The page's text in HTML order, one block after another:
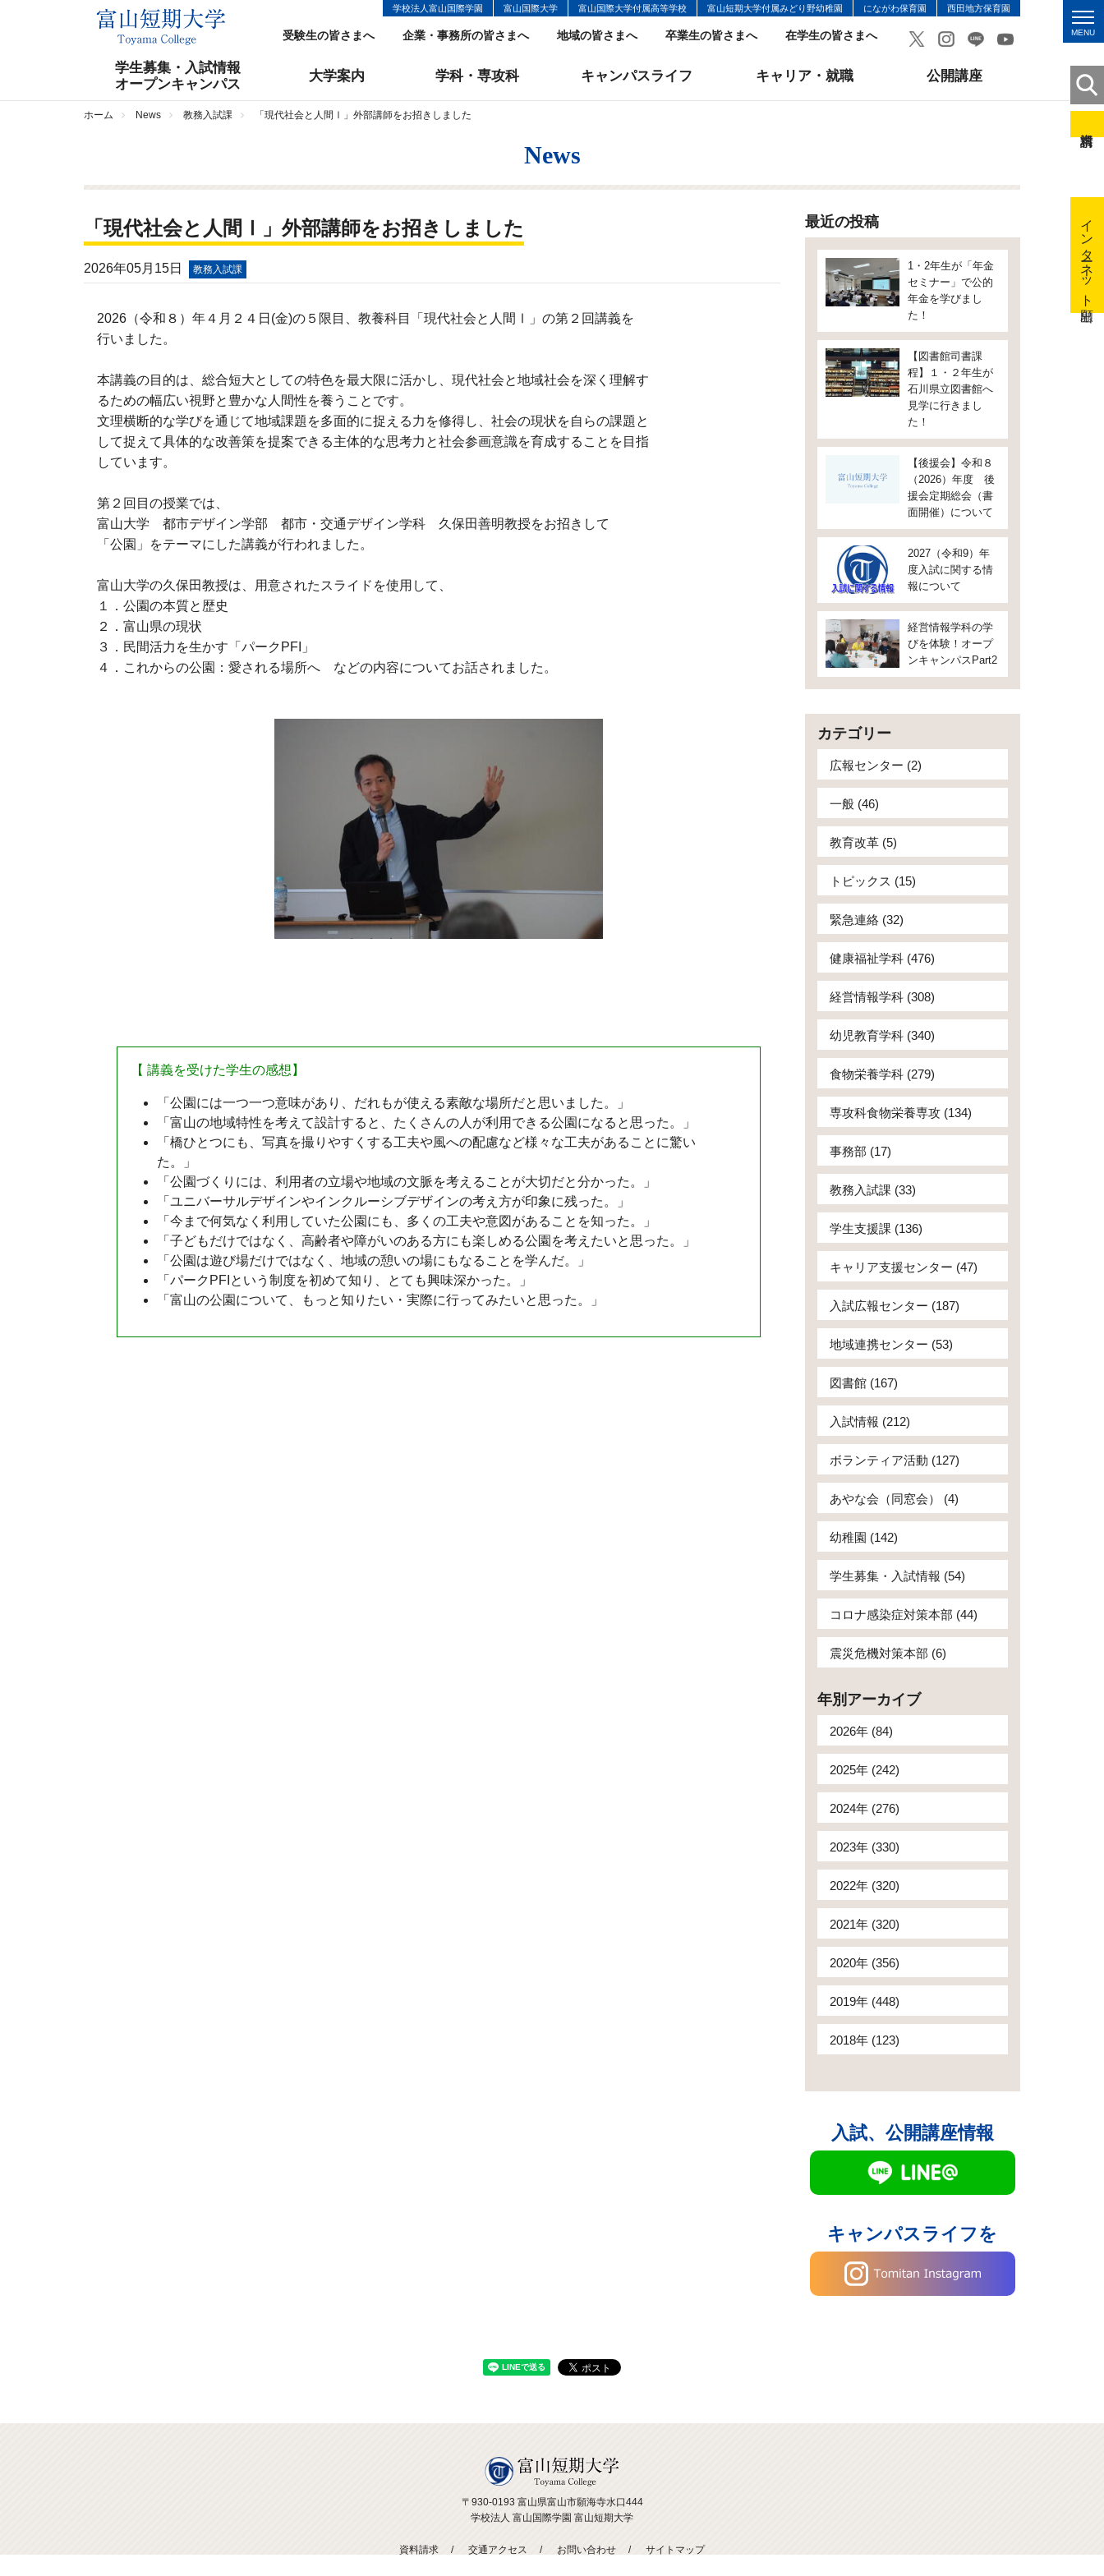
学校法人富山国際学園 富山国際大学 富山国際大学付属高等学校 富山短期大学付属みどり野幼稚園 にながわ保育園 西田地方保育園
受験生の皆さまへ 企業・事務所の皆さまへ 地域の皆さまへ 卒業生の皆さまへ 在学生の皆さまへ MENU
学生募集・入試情報
オープンキャンパス
大学案内 学科・専攻科 キャンパスライフ キャリア・就職 公開講座
インターネット出願
ホーム News 教務入試課 「現代社会と人間Ⅰ」外部講師をお招きしました
News
「現代社会と人間Ⅰ」外部講師をお招きしました
2026年05月15日 教務入試課
2026（令和８）年４月２４日(金)の５限目、教養科目「現代社会と人間Ⅰ」の第２回講義を
行いました。
本講義の目的は、総合短大としての特色を最大限に活かし、現代社会と地域社会を深く理解す
るための幅広い視野と豊かな人間性を養うことです。
文理横断的な学びを通じて地域課題を多面的に捉える力を修得し、社会の現状を自らの課題と
して捉えて具体的な改善策を提案できる主体的な思考力と社会参画意識を育成することを目指
しています。
第２回目の授業では、
富山大学 都市デザイン学部 都市・交通デザイン学科 久保田善明教授をお招きして
「公園」をテーマにした講義が行われました。
富山大学の久保田教授は、用意されたスライドを使用して、
１．公園の本質と歴史
２．富山県の現状
３．民間活力を生かす「パークPFI」
４．これからの公園：愛される場所へ などの内容についてお話されました。
【 講義を受けた学生の感想 】
「公園には一つ一つ意味があり、だれもが使える素敵な場所だと思いました。」
「富山の地域特性を考えて設計すると、たくさんの人が利用できる公園になると思った。」
「橋ひとつにも、写真を撮りやすくする工夫や風への配慮など様々な工夫があることに驚い
た。」
「公園づくりには、利用者の立場や地域の文脈を考えることが大切だと分かった。」
「ユニバーサルデザインやインクルーシブデザインの考え方が印象に残った。」
「今まで何気なく利用していた公園にも、多くの工夫や意図があることを知った。」
「子どもだけではなく、高齢者や障がいのある方にも楽しめる公園を考えたいと思った。」
「公園は遊び場だけではなく、地域の憩いの場にもなることを学んだ。」
「パークPFIという制度を初めて知り、とても興味深かった。」
「富山の公園について、もっと知りたい・実際に行ってみたいと思った。」
最近の投稿
1・2年生が「年金
セミナー」で公的
年金を学びまし
た！
【図書館司書課
程】１・２年生が
石川県立図書館へ
見学に行きまし
た！
【後援会】令和８
（2026）年度 後
援会定期総会（書
面開催）について
2027（令和9）年
度入試に関する情
報について
経営情報学科の学
びを体験！オープ
ンキャンパスPart2
カテゴリー
広報センター (2)
一般 (46)
教育改革 (5)
トピックス (15)
緊急連絡 (32)
健康福祉学科 (476)
経営情報学科 (308)
幼児教育学科 (340)
食物栄養学科 (279)
専攻科食物栄養専攻 (134)
事務部 (17)
教務入試課 (33)
学生支援課 (136)
キャリア支援センター (47)
入試広報センター (187)
地域連携センター (53)
図書館 (167)
入試情報 (212)
ボランティア活動 (127)
あやな会（同窓会） (4)
幼稚園 (142)
学生募集・入試情報 (54)
コロナ感染症対策本部 (44)
震災危機対策本部 (6)
年別アーカイブ
2026年 (84)
2025年 (242)
2024年 (276)
2023年 (330)
2022年 (320)
2021年 (320)
2020年 (356)
2019年 (448)
2018年 (123)
入試、公開講座情報
キャンパスライフを
〒930-0193 富山県富山市願海寺水口444
学校法人 富山国際学園 富山短期大学
資料請求 交通アクセス お問い合わせ サイトマップ